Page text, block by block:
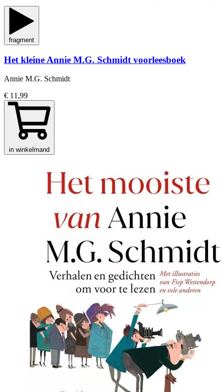
fragment
Het kleine Annie M.G. Schmidt voorleesboek
Annie M.G. Schmidt
€ 11,99
in winkelmand